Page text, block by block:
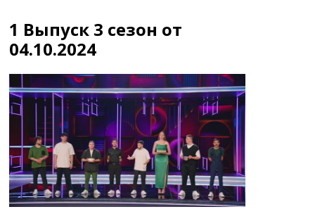
1 Выпуск 3 сезон от
04.10.2024